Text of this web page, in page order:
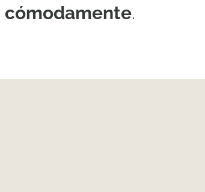
cómodamente.